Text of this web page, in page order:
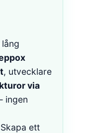
, utvecklare
via
ingen
ett